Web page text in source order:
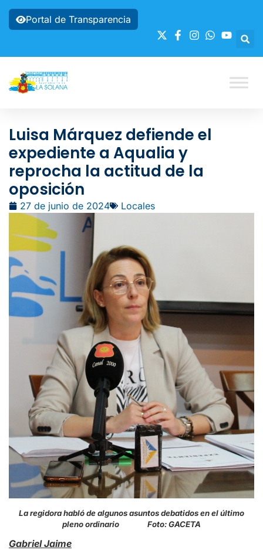
Portal de Transparencia
Luisa Márquez defiende el
expediente a Aqualia y
reprocha la actitud de la
oposición
27 de junio de 2024 Locales
La regidora habló de algunos asuntos debatidos en el último
pleno ordinario Foto: GACETA
Gabriel Jaime